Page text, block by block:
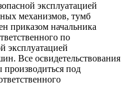
эксплуатацией
механизмов, тумб
приказом начальника
по
эксплуатацией
Все освидетельствования
под